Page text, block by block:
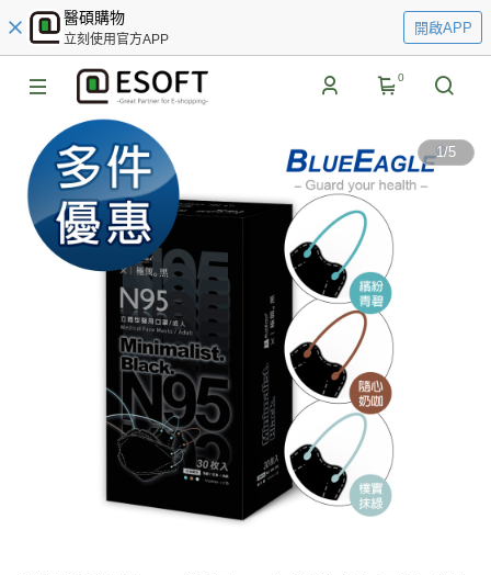
醫碩購物
立刻使用官方APP
開啟APP
0
1/5